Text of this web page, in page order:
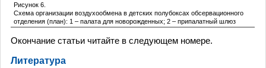
Рисунок 6.
Схема организации воздухообмена в детских полубоксах обсервационного
отделения (план): 1 – палата для новорожденных; 2 – припалатный шлюз
Окончание статьи читайте в следующем номере.
Литература